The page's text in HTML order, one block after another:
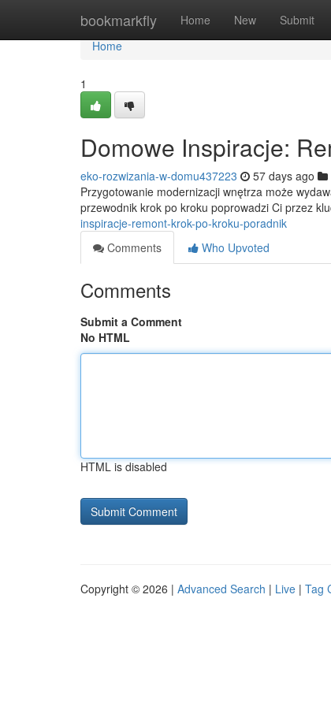
bookmarkfly Home New Submit
Home
Home
1
Domowe Inspiracje:
eko-rozwizania-w-domu437223 57 days ago
Przygotowanie modernizacji wnętrza może
przewodnik krok po kroku poprowadzi Ci przez
inspiracje-remont-krok-po-kroku-poradnik
Comments
Who Upvoted
Comments
Submit a Comment
No HTML
HTML is disabled
Copyright © 2026 | Advanced Search | Live | Tag